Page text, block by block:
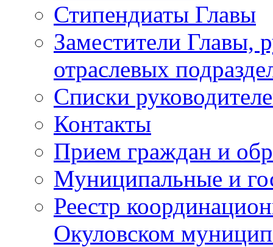
Стипендиаты Главы
Заместители Главы,
отраслевых
Списки
Контакты
Прием граждан и
Муниципальные и
Реестр
Окуловском